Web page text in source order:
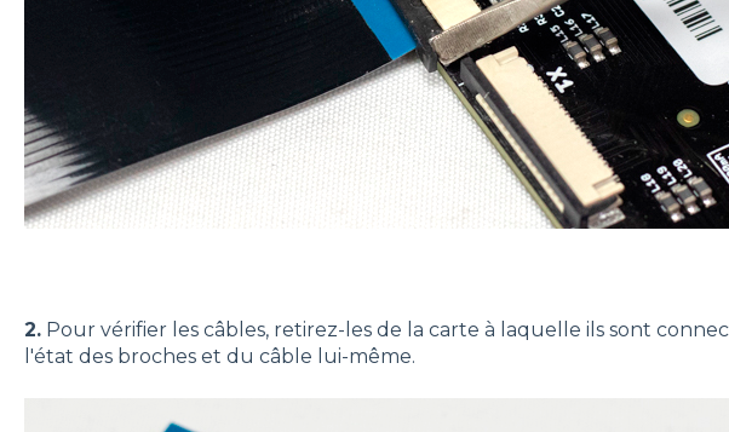
2.Pour vérifier les câbles, retirez-les de la carte à laquelle ils sont
l'état des broches et du câble lui-même.